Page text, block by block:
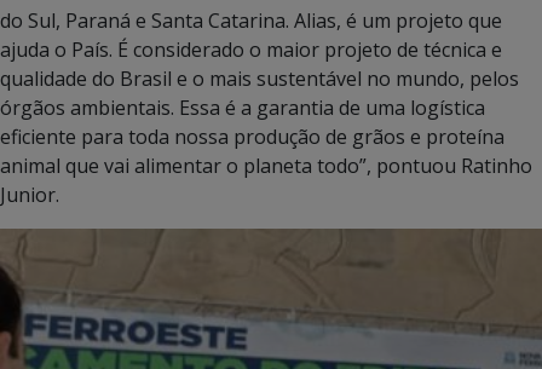
do Sul, Paraná e Santa Catarina. Alias, é um projeto que
ajuda o País. É considerado o maior projeto de técnica e
qualidade do Brasil e o mais sustentável no mundo, pelos
órgãos ambientais. Essa é a garantia de uma logística
eficiente para toda nossa produção de grãos e proteína
animal que vai alimentar o planeta todo”, pontuou Ratinho
Junior.